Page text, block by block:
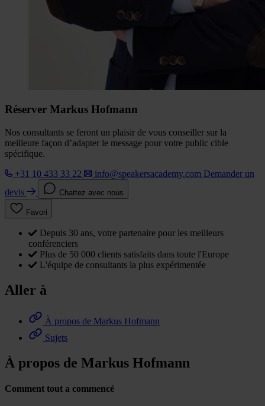
Réserver Markus Hofmann
Nos consultants se feront un plaisir de vous conseiller sur la
meilleure façon d’adapter le message pour votre public cible
spécifique.
+31 10 433 33 22
info@speakersacademy.com Demander un
devis
Chattez avec nous
Favori
Depuis 30 ans, votre partenaire pour les meilleurs
conférenciers
Plus de 50 000 clients satisfaits dans toute l'Europe
L'équipe de consultants la plus expérimentée
Aller à
À propos de Markus Hofmann
Sujets
À propos de Markus Hofmann
Comment tout a commencé